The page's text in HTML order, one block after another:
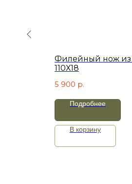
Филейный нож из
110Х18
5 900 р.
Подробнее
В корзину